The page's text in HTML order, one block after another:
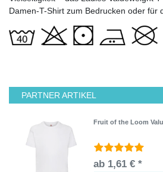
Damen-T-Shirt zum Bedrucken oder für
PARTNER ARTIKEL
Fruit of the Loom
ab 1,61 € *